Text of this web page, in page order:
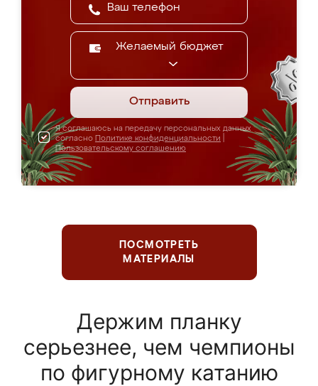
Желаемый бюджет
Отправить
Я соглашаюсь на передачу персональных данных
согласно Политике конфиденциальности
Пользовательскому соглашению
ПОСМОТРЕТЬ
МАТЕРИАЛЫ
Держим планку
серьезнее, чем чемпионы
по фигурному катанию